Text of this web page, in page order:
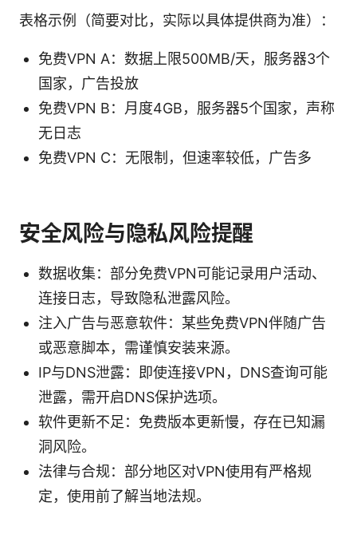
表格示例（简要对比，实际以具体提供商为准）：
免费VPN A：数据上限500MB/天，服务器3个
国家，广告投放
免费VPN B：月度4GB，服务器5个国家，声称
无日志
免费VPN C：无限制，但速率较低，广告多
安全风险与隐私风险提醒
数据收集：部分免费VPN可能记录用户活动、
连接日志，导致隐私泄露风险。
注入广告与恶意软件：某些免费VPN伴随广告
或恶意脚本，需谨慎安装来源。
IP与DNS泄露：即使连接VPN，DNS查询可能
泄露，需开启DNS保护选项。
软件更新不足：免费版本更新慢，存在已知漏
洞风险。
法律与合规：部分地区对VPN使用有严格规
定，使用前了解当地法规。